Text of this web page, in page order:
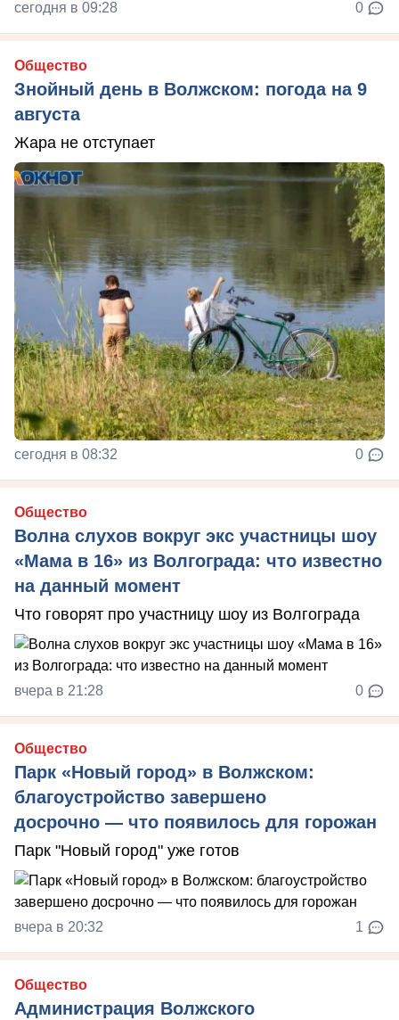
сегодня в 09:28 0
Общество
Знойный день в Волжском: погода на 9
августа
Жара не отступает
сегодня в 08:32 0
Общество
Волна слухов вокруг экс участницы шоу
«Мама в 16» из Волгограда: что известно
на данный момент
Что говорят про участницу шоу из Волгограда
вчера в 21:28 0
Общество
Парк «Новый город» в Волжском:
благоустройство завершено
досрочно — что появилось для горожан
Парк "Новый город" уже готов
вчера в 20:32 1
Общество
Администрация Волжского